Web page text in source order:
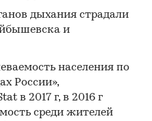
дыхания страдали
и
населения по
России»,
в 2017 г, в 2016 г
среди жителей